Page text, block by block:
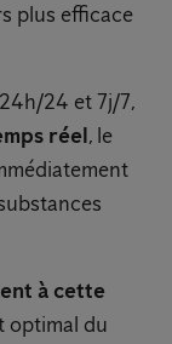
plus efficace
24 et 7j/7,
réel, le
à cette
optimal du